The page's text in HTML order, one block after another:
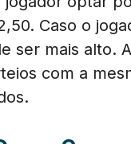
Caso o
ser mais alto.
com a